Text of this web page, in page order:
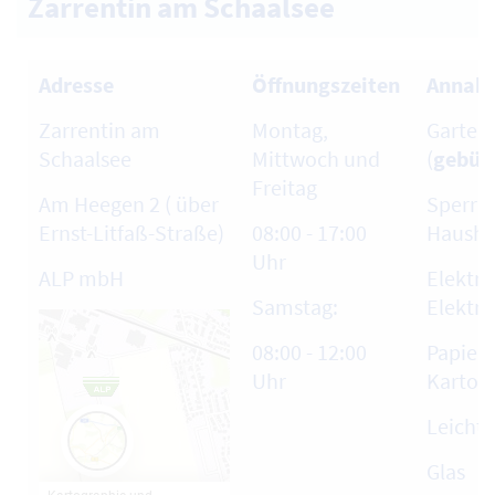
Adresse
Zarrentin am
Schaalsee
Am Heegen 2 ( über
Ernst-Litfaß-Straße)
ALP mbH
Öffnungszeiten
Montag,
Mittwoch und
Freitag
08:00 - 17:00
Uhr
Samstag:
08:00 - 12:00
Uhr
(
Glas